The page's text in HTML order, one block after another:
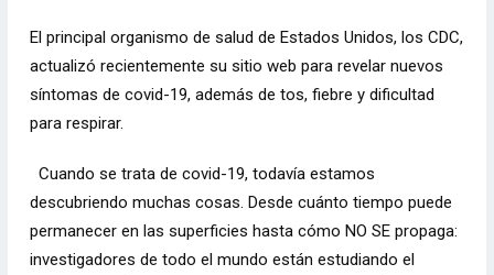
El principal organismo de salud de Estados Unidos, los CDC,
actualizó recientemente su sitio web para revelar nuevos
síntomas de covid-19, además de tos, fiebre y dificultad
para respirar.
Cuando se trata de covid-19, todavía estamos
descubriendo muchas cosas. Desde cuánto tiempo puede
permanecer en las superficies hasta cómo NO SE propaga:
investigadores de todo el mundo están estudiando el